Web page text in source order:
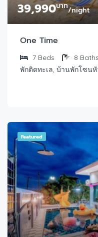
39,990บาท/night
One Time
7 Beds 8 Baths
พักติดทะเล, บ้านพักโซน
Featured